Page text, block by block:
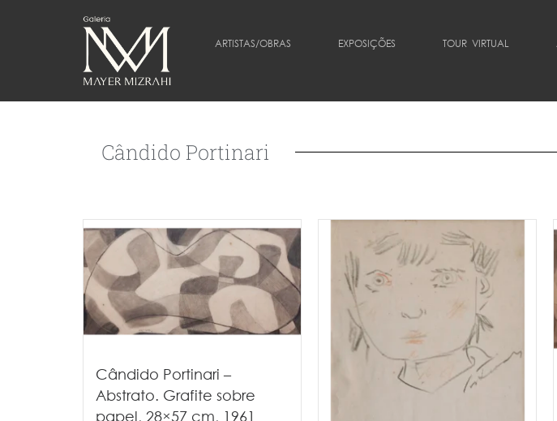
ARTISTAS/OBRAS EXPOSIÇÕES TOUR VIRTUAL
Cândido Portinari
Cândido Portinari –
Abstrato. Grafite sobre
papel, 28×57 cm, 1961